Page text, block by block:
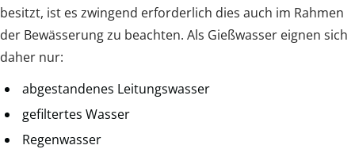
besitzt, ist es zwingend erforderlich dies auch im Rahmen
der Bewässerung zu beachten. Als Gießwasser eignen sich
daher nur:
abgestandenes Leitungswasser
gefiltertes Wasser
Regenwasser